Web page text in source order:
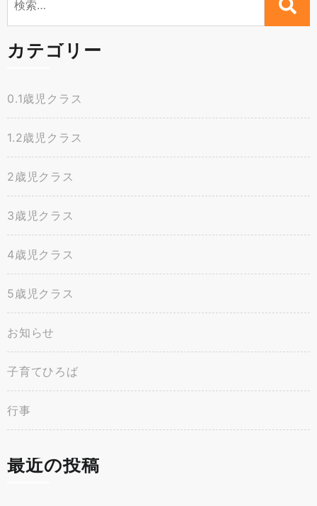
索:
カテゴリー
0.1歳児クラス
1.2歳児クラス
2歳児クラス
3歳児クラス
4歳児クラス
5歳児クラス
お知らせ
子育てひろば
行事
最近の投稿